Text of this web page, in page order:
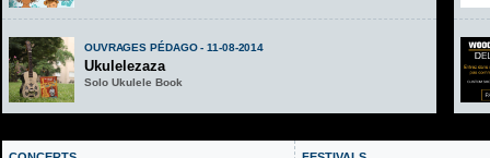
OUVRAGES PÉDAGO - 11-08-2014
Ukulelezaza
Solo Ukulele Book